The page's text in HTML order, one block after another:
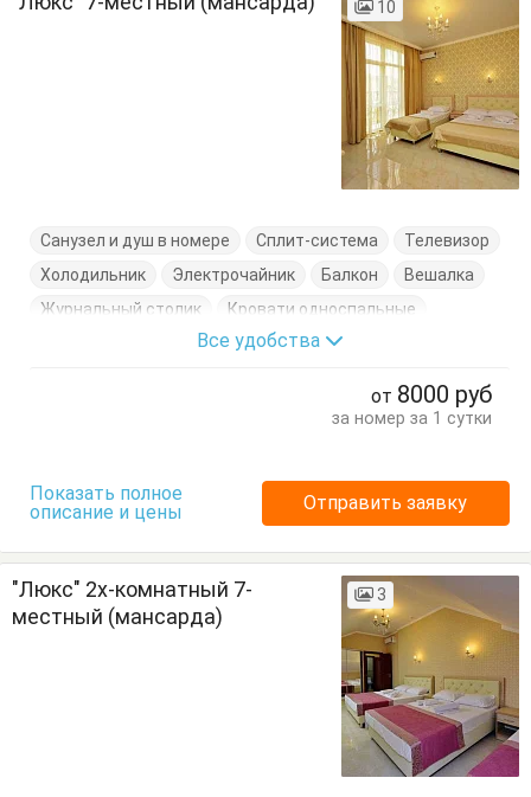
10
Санузел и душ в номере Сплит-система
Телевизор
Холодильник
Электрочайник Балкон
Вешалка
Журнальный столик
Кровати односпальные
Кровать двуспальная
Посуда Стулья
Все удобства
от 8000 руб
за номер за 1 сутки
Показать полное
описание и цены
Отправить заявку
"Люкс" 2х-комнатный 7-
местный (мансарда)
3